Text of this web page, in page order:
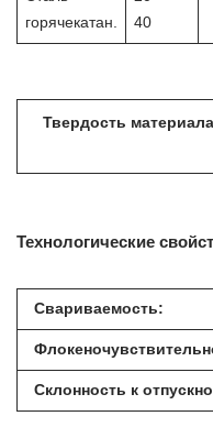
горячекатан.
40
Твердость
Технологические
Свариваемость:
Склонность к